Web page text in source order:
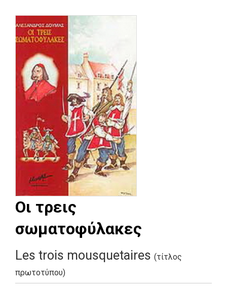
Οι τρεις
σωματοφύλακες
Les trois mousquetaires (τίτλος
πρωτοτύπου)